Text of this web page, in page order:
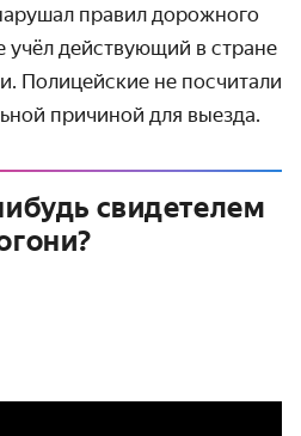
правил дорожного
учёл действующий в стране
Полицейские не посчитали
причиной для выезда.
свидетелем